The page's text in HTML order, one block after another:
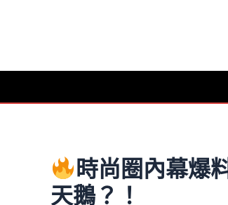
要
時尚圈內幕爆
天鵝？！